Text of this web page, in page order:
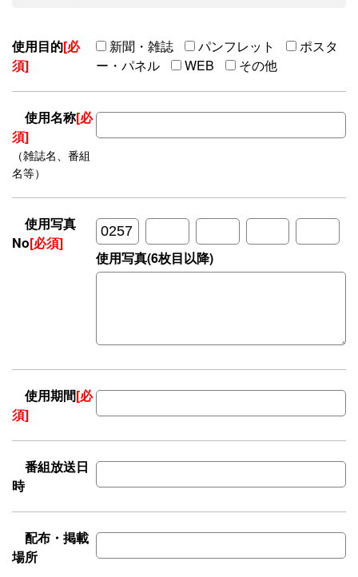
使用目的[必
須]
新聞・雑誌 パンフレット
ポスタ
ー・パネル
WEB その他
使用名称[必
須]
（雑誌名、番組
名等）
使用写真
No[必須]
使用写真(6枚目以降)
使用期間[必
須]
番組放送日
時
配布・掲載
場所